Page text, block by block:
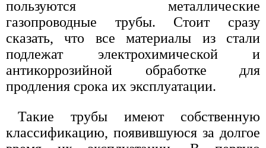
пользуются металлические
газопроводные трубы. Стоит сразу
сказать, что все материалы из стали
подлежат электрохимической и
антикоррозийной обработке для
продления срока их эксплуатации.
Такие трубы имеют собственную
классификацию, появившуюся за долгое